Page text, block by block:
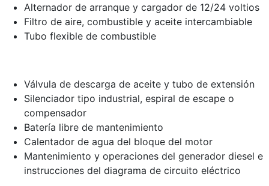
Alternador de arranque y cargador de 12/24 voltios
Filtro de aire, combustible y aceite intercambiable
Tubo flexible de combustible
Válvula de descarga de aceite y tubo de extensión
Silenciador tipo industrial, espiral de escape o
compensador
Batería libre de mantenimiento
Calentador de agua del bloque del motor
Mantenimiento y operaciones del generador diesel e
instrucciones del diagrama de circuito eléctrico